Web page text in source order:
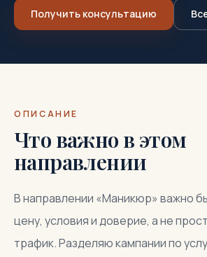
Получить консультацию
ОПИСАНИЕ
Что важно в этом
направлении
В направлении «Маникюр» важно
цену, условия и доверие, а не
трафик. Разделяю кампании по